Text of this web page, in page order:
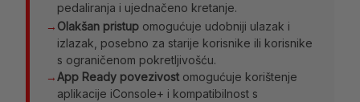
pedaliranja i ujednačeno kretanje.
→ Olakšan pristup omogućuje udobniji ulazak i
izlazak, posebno za starije korisnike ili korisnike
s ograničenom pokretljivošću.
→App Ready povezivost omogućuje korištenje
aplikacije iConsole+ i kompatibilnost s